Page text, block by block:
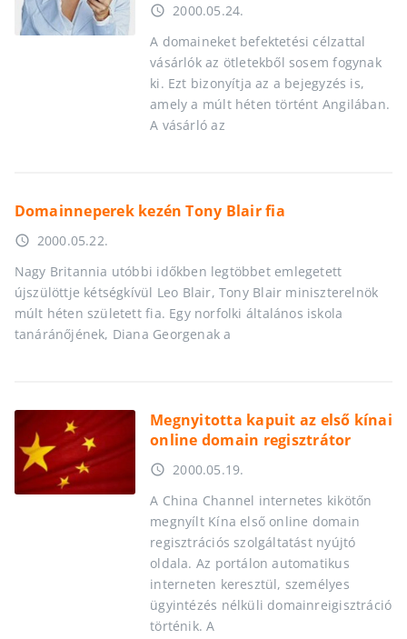
access_time 2000.05.24.
A domaineket befektetési célzattal
vásárlók az ötletekből sosem fogynak
ki. Ezt bizonyítja az a bejegyzés is,
amely a múlt héten történt Angilában.
A vásárló az
Domainneperek kezén Tony Blair fia
access_time 2000.05.22.
Nagy Britannia utóbbi időkben legtöbbet emlegetett
újszülöttje kétségkívül Leo Blair, Tony Blair miniszterelnök
múlt héten született fia. Egy norfolki általános iskola
tanáránőjének, Diana Georgenak a
Megnyitotta kapuit az első kínai
online domain regisztrátor
access_time 2000.05.19.
A China Channel internetes kikötőn
megnyílt Kína első online domain
regisztrációs szolgáltatást nyújtó
oldala. Az portálon automatikus
interneten keresztül, személyes
ügyintézés nélküli domainreigisztráció
történik. A